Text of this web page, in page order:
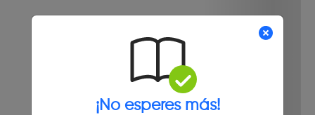
¡No esperes más!